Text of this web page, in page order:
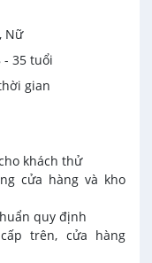
Nữ
- 35 tuổi
gian
khách thử
cửa hàng và kho
quy định
trên, cửa hàng